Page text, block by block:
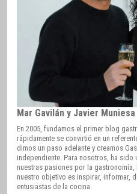
Mar Gavilán y Javier Muniesa
En 2005, fundamos el primer blog
rápidamente se convirtió en un
dimos un paso adelante y creamos
independiente. Para nosotros, ha
nuestras pasiones por la
nuestro objetivo es inspirar, informar,
entusiastas de la cocina.